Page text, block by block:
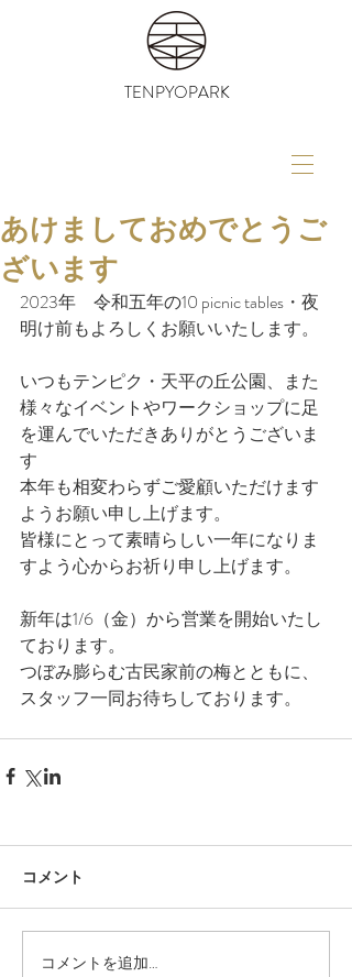
TENPYOPARK
あけましておめでとうご
ざいます
2023年　令和五年の10 picnic tables・夜
明け前もよろしくお願いいたします。
いつもテンピク・天平の丘公園、また
様々なイベントやワークショップに足
を運んでいただきありがとうございま
す
本年も相変わらずご愛顧いただけます
ようお願い申し上げます。
皆様にとって素晴らしい一年になりま
すよう心からお祈り申し上げます。
新年は1/6（金）から営業を開始いたし
ております。
つぼみ膨らむ古民家前の梅とともに、
スタッフ一同お待ちしております。
コメント
コメントを追加…